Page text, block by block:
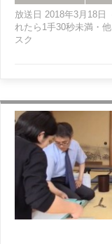
放送日 2018年3月18日
れたら1手30秒未満・
スク